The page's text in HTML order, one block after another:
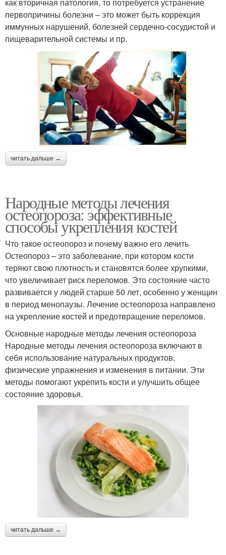
первопричины болезни – это может быть коррекция
иммунных нарушений, болезней сердечно-сосудистой и
пищеварительной системы и пр.
читать дальше →
Народные методы лечения
остеопороза: эффективные
способы укрепления костей
Что такое остеопороз и почему важно его лечить
Остеопороз – это заболевание, при котором кости
теряют свою плотность и становятся более хрупкими,
что увеличивает риск переломов. Это состояние часто
развивается у людей старше 50 лет, особенно у женщин
в период менопаузы. Лечение остеопороза направлено
на укрепление костей и предотвращение переломов.
Основные народные методы лечения остеопороза
Народные методы лечения остеопороза включают в
себя использование натуральных продуктов,
физические упражнения и изменения в питании. Эти
методы помогают укрепить кости и улучшить общее
состояние здоровья.
читать дальше →